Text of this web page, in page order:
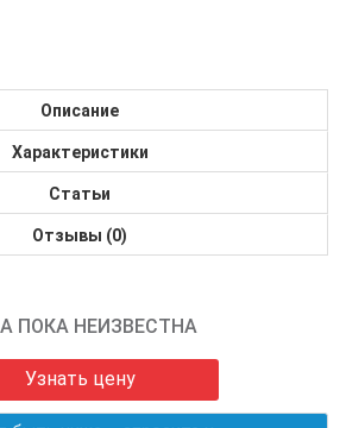
Описание
Характеристики
Статьи
Отзывы (0)
ПОКА НЕИЗВЕСТНА
Узнать цену